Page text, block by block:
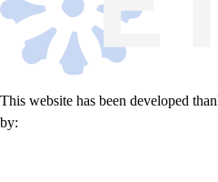
This website has been developed
by: